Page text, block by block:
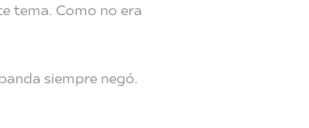
tema. Como no era
siempre negó.